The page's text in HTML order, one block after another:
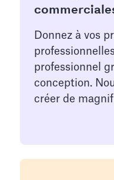
Donnez à vos
professionnel
conception.
créer de